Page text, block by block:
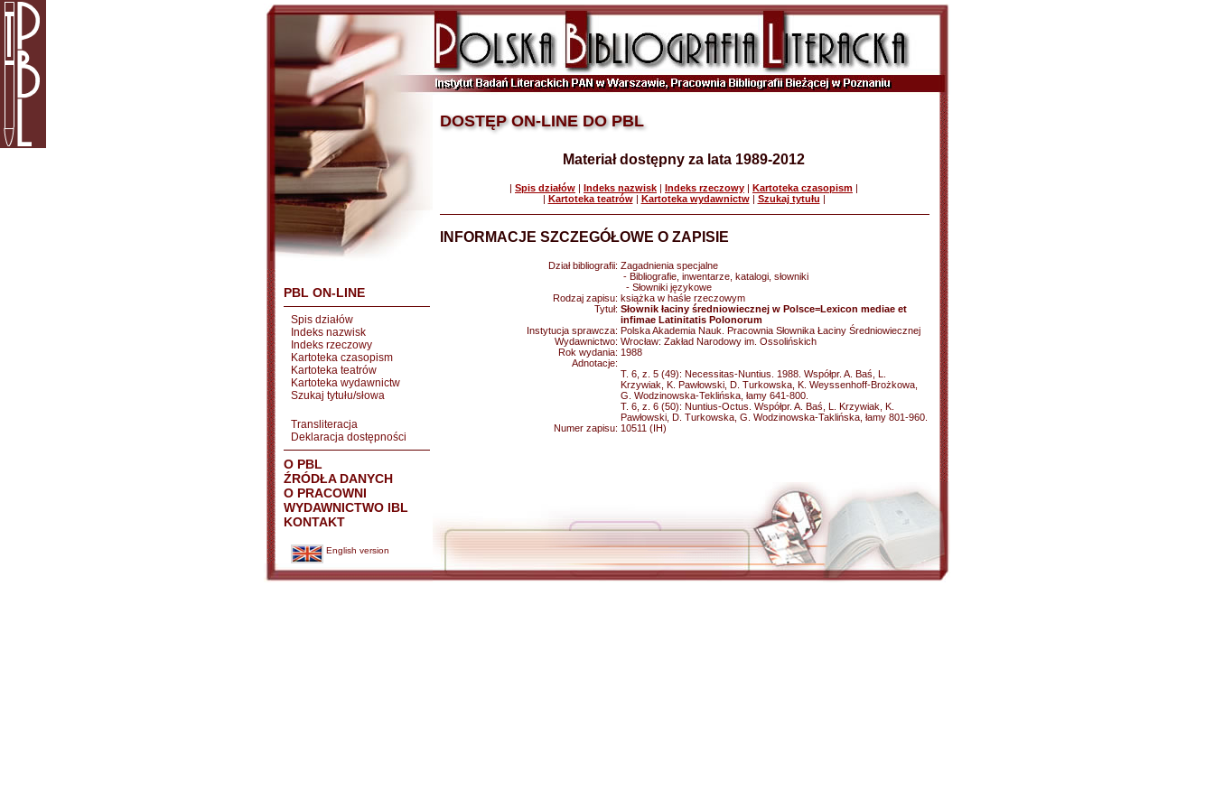
PBL ON-LINE
Spis działów
Indeks nazwisk
Indeks rzeczowy
Kartoteka czasopism
Kartoteka teatrów
Kartoteka wydawnictw
Szukaj tytułu/słowa
Transliteracja
Deklaracja dostępności
O PBL
ŹRÓDŁA DANYCH
O PRACOWNI
WYDAWNICTWO IBL
KONTAKT
English version
DOSTĘP ON-LINE DO PBL
Materiał dostępny za lata 1989-2012
| Spis działów | Indeks nazwisk | Indeks rzeczowy | Kartoteka czasopism |
| Kartoteka teatrów| Kartoteka wydawnictw| Szukaj tytułu |
INFORMACJE SZCZEGÓŁOWE O ZAPISIE
Dział bibliografii: Zagadnienia specjalne
- Bibliografie, inwentarze, katalogi, słowniki
- Słowniki językowe
Rodzaj zapisu: książka w haśle rzeczowym
Tytuł: Słownik łaciny średniowiecznej w Polsce=Lexicon mediae et
infimae Latinitatis Polonorum
Instytucja sprawcza: Polska Akademia Nauk. Pracownia Słownika Łaciny Średniowiecznej
Wydawnictwo: Wrocław: Zakład Narodowy im. Ossolińskich
Rok wydania: 1988
Adnotacje:
T. 6, z. 5 (49): Necessitas-Nuntius. 1988. Współpr. A. Baś, L.
Krzywiak, K. Pawłowski, D. Turkowska, K. Weyssenhoff-Brożkowa,
G. Wodzinowska-Teklińska, łamy 641-800.
T. 6, z. 6 (50): Nuntius-Octus. Współpr. A. Baś, L. Krzywiak, K.
Pawłowski, D. Turkowska, G. Wodzinowska-Taklińska, łamy 801-960.
Numer zapisu: 10511 (IH)